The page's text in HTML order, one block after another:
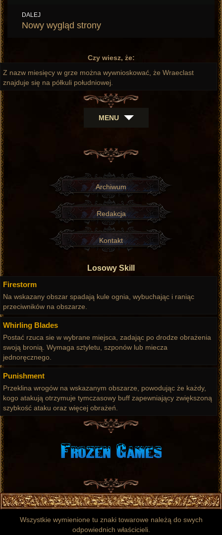
DALEJ
Następny
Nowy wygląd strony
Czy wiesz, że:
Z nazw miesięcy w grze można wywnioskować, że Wraeclast
znajduje się na półkuli południowej.
MENU
Archiwum
Redakcja
Kontakt
Losowy Skill
Firestorm
Na wskazany obszar spadają kule ognia, wybuchając i raniąc
przeciwników na obszarze.
Whirling Blades
Postać rzuca sie w wybrane miejsca, zadając po drodze obrażenia
swoją bronią. Wymaga sztyletu, szponów lub miecza
jednoręcznego.
Punishment
Przeklina wrogów na wskazanym obszarze, powodując że każdy,
kogo atakują otrzymuje tymczasowy buff zapewniający zwiększoną
szybkość ataku oraz więcej obrażeń.
Wszystkie wymienione tu znaki towarowe należą do swych
odpowiednich właścicieli.